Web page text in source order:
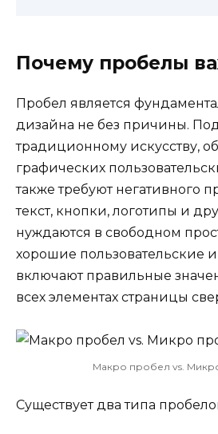
Почему пробелы
Пробел является
дизайна не без причины.
традиционному искусству,
графических
также требуют негативного
текст, кнопки, логотипы и
нуждаются в свободном
хорошие пользовательские
включают правильные
всех элементах страницы
Макро пробел vs.
Существует два типа